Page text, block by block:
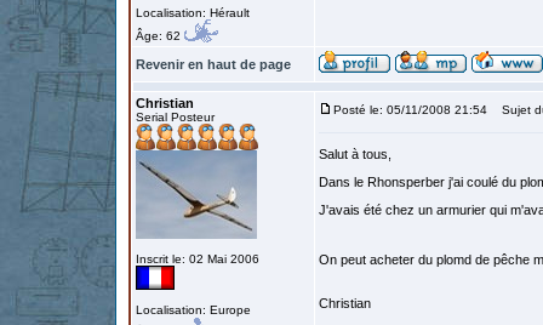
Localisation: Hérault
Âge: 62
Revenir en haut de page
Christian
Serial Posteur
Inscrit le: 02 Mai 2006
Localisation: Europe
Posté le: 05/11/2008 21:54 Sujet
Salut à tous,
Dans le Rhonsperber j'ai coulé du
J'avais été chez un armurier qui
On peut acheter du plomd de pêche
Christian